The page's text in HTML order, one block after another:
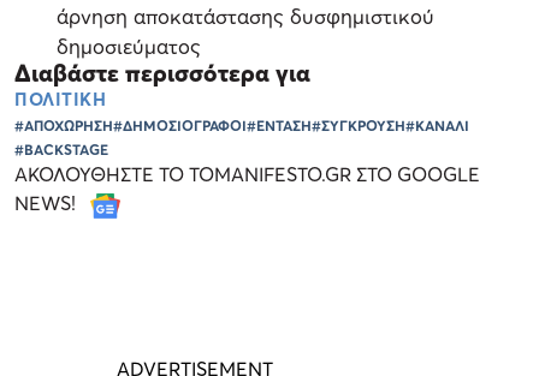
άρνηση αποκατάστασης δυσφημιστικού
δημοσιεύματος
Διαβάστε περισσότερα για
ΠΟΛΙΤΙΚΗ
#ΑΠΟΧΩΡΗΣΗ#ΔΗΜΟΣΙΟΓΡΑΦΟΙ#ΕΝΤΑΣΗ#ΣΥΓΚΡΟΥΣΗ#ΚΑΝΑΛΙ
#BACKSTAGE
ΑΚΟΛΟΥΘΗΣΤΕ ΤΟ TOMANIFESTO.GR ΣΤΟ GOOGLE
NEWS!